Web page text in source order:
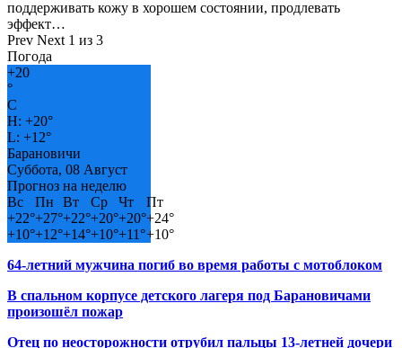
поддерживать кожу в хорошем состоянии, продлевать
эффект…
Prev Next 1 из 3
Погода
+20
°
C
H: +20°
L: +12°
Барановичи
Суббота, 08 Август
Прогноз на неделю
Вс
Пн Вт Ср Чт
Пт
+22°+27°+22°+20°+20°+24°
+10°+12°+14°+10°+11°+10°
64-летний мужчина погиб во время работы с мотоблоком
В спальном корпусе детского лагеря под Барановичами
произошёл пожар
Отец по неосторожности отрубил пальцы 13-летней дочери